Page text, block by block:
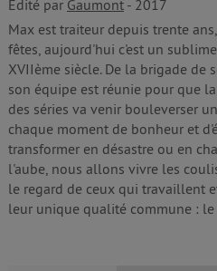
Edité par Gaumont - 2017
Max est traiteur depuis trente
fêtes, aujourd'hui c'est un
XVIIème siècle. De la brigade de
son équipe est réunie pour que
des séries va venir bouleverser
chaque moment de bonheur et
transformer en désastre ou en
l'aube, nous allons vivre les
le regard de ceux qui travaillent
leur unique qualité commune : le